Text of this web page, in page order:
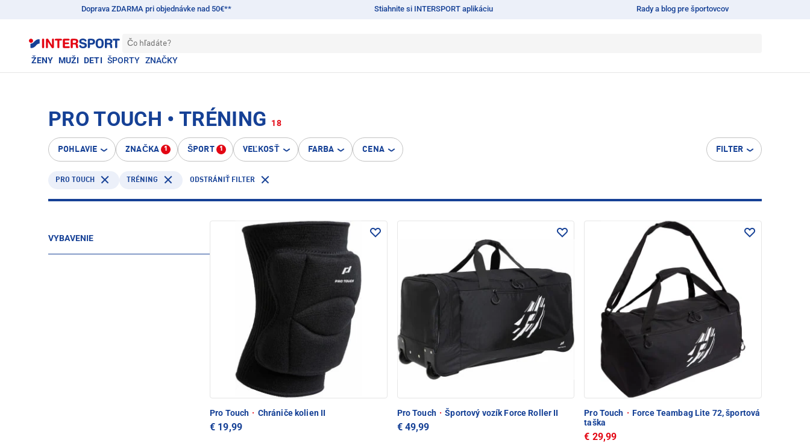
Doprava ZDARMA pri objednávke nad 50€** Stiahnite si INTERSPORT aplikáciu Rady a blog pre športovcov
Čo hľadáte?
ŽENY MUŽI DETI ŠPORTY ZNAČKY
PRO TOUCH • TRÉNING 18
POHLAVIE ZNAČKA 1 ŠPORT 1 VEĽKOSŤ FARBA CENA FILTER
PRO TOUCH TRÉNING ODSTRÁNIŤ FILTER
VYBAVENIE
Pro Touch · Chrániče kolien II
€ 19,99
Pro Touch · Športový vozík Force Roller II
€ 49,99
Pro Touch · Force Teambag Lite 72, športová
taška
€ 29,99